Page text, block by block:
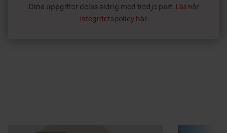
Dina uppgifter delas aldrig med tredje part. Läs vår
integritetspolicy här.